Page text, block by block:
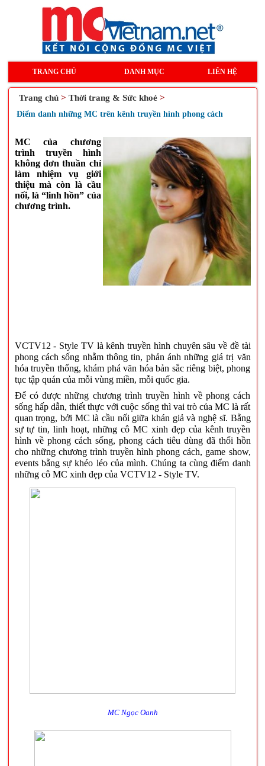
TRANG CHỦ DANH MỤC LIÊN HỆ
Trang chủ > Thời trang & Sức khoẻ>
Điểm danh những MC trên kênh truyền hình phong cách
MC của chương
trình truyền hình
không đơn thuần chỉ
làm nhiệm vụ giới
thiệu mà còn là cầu
nối, là “linh hồn” của
chương trình.
VCTV12 - Style TV là kênh truyền hình chuyên sâu về đề tài
phong cách sống nhằm thông tin, phản ánh những giá trị văn
hóa truyền thống, khám phá văn hóa bản sắc riêng biệt, phong
tục tập quán của mỗi vùng miền, mỗi quốc gia.
Để có được những chương trình truyền hình về phong cách
sống hấp dẫn, thiết thực với cuộc sống thì vai trò của MC là rất
quan trọng, bởi MC là cầu nối giữa khán giả và nghệ sĩ. Bằng
sự tự tin, linh hoạt, những cô MC xinh đẹp của kênh truyền
hình về phong cách sống, phong cách tiêu dùng đã thổi hồn
cho những chương trình truyền hình phong cách, game show,
events bằng sự khéo léo của mình. Chúng ta cùng điểm danh
những cô MC xinh đẹp của VCTV12 - Style TV.
MC Ngọc Oanh